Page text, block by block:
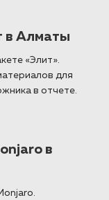
в Алматы
«Элит».
для
в отчете.
в